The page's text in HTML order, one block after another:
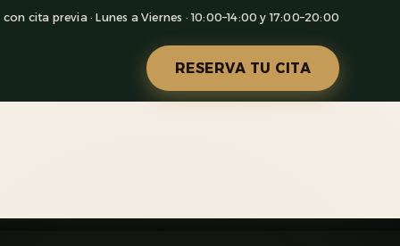
cita previa · Lunes a Viernes · 10:00–14:00 y 17:00–20:00
RESERVA TU CITA